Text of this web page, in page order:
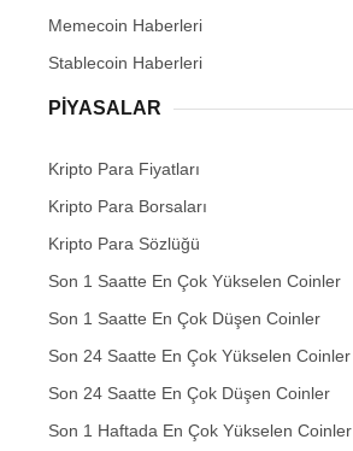
Memecoin Haberleri
Stablecoin Haberleri
PIYASALAR
Kripto Para Fiyatları
Kripto Para Borsaları
Kripto Para Sözlüğü
Son 1 Saatte En Çok Yükselen Coinler
Son 1 Saatte En Çok Düşen Coinler
Son 24 Saatte En Çok Yükselen Coinler
Son 24 Saatte En Çok Düşen Coinler
Son 1 Haftada En Çok Yükselen Coinler